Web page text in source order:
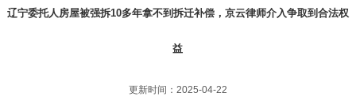
辽宁委托人房屋被强拆10多年拿不到拆迁补偿，京云律师介入争取到合法权
益
更新时间：2025-04-22